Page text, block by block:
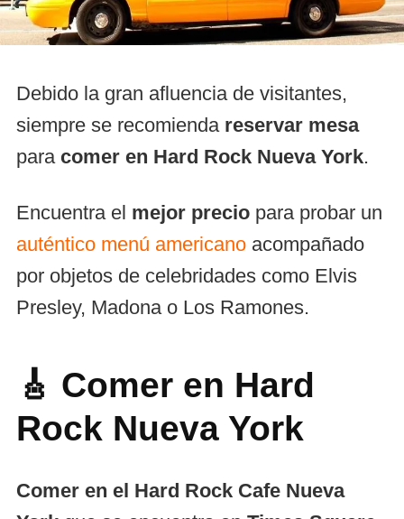
Debido la gran afluencia de visitantes,
siempre se recomienda reservar mesa
para comer en Hard Rock Nueva York.
Encuentra el mejor precio para probar un
auténtico menú americano acompañado
por objetos de celebridades como Elvis
Presley, Madona o Los Ramones.
🎸 Comer en Hard
Rock Nueva York
Comer en el Hard Rock Cafe Nueva